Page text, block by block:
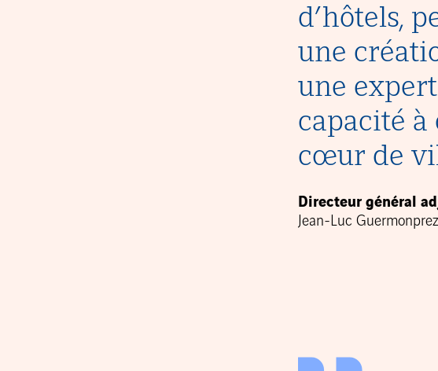
d’hôtels,
une
une
capacité à
cœur de
Directeur général
Jean-Luc Guermonprez